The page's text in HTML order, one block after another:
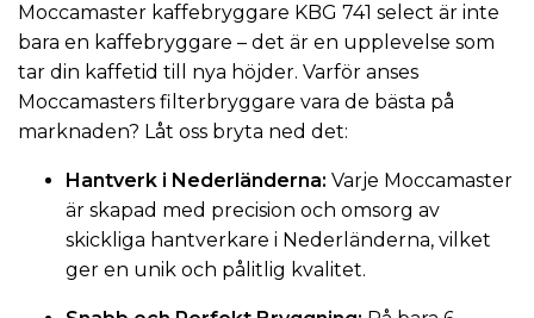
Moccamaster kaffebryggare KBG 741 select är inte
bara en kaffebryggare – det är en upplevelse som
tar din kaffetid till nya höjder. Varför anses
Moccamasters filterbryggare vara de bästa på
marknaden? Låt oss bryta ned det:
Hantverk i Nederländerna: Varje Moccamaster
är skapad med precision och omsorg av
skickliga hantverkare i Nederländerna, vilket
ger en unik och pålitlig kvalitet.